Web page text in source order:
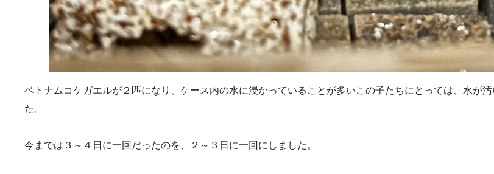
ベトナムコケガエルが２匹になり、ケース内の水に浸かっていることが多いこの子たちにとっては、水が
た。
今までは３～４日に一回だったのを、２～３日に一回にしました。